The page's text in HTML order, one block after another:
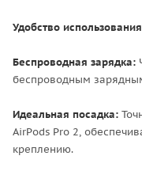
Удобство
Беспроводная зарядка:
беспроводным
Идеальная посадка:
AirPods Pro 2,
креплению.